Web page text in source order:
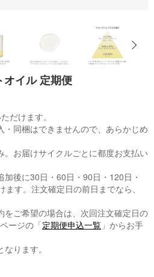
イル 定期便
だけます。
同梱はできませんので、あらかじめ
お届けサイクルごとに都度お支払い
後に30日・60日・90日・120日・
す。注文確定日の前日までなら、
をご希望の場合は、次回注文確定日の
ージの「定期便申込一覧 」からお手
ります。